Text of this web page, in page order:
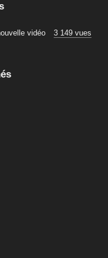
vidéo 3 149 vues